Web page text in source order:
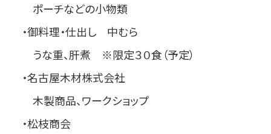
ポーチなどの小物類
・御料理・仕出し 中むら
うな重、肝煮 ※限定３０食（予定）
・名古屋木材株式会社
木製商品、ワークショップ
・松枝商会